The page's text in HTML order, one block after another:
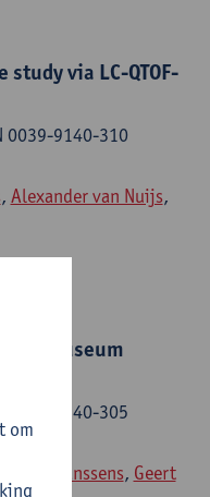
via LC-QTOF-
0039-9140-310
, Alexander van Nuijs,
in museum
0039-9140-305
Koen Janssens, Geert
om